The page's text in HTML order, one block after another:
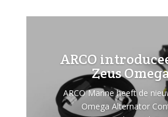
ARCO
Zeus
ARCO Marine heeft de
Omega Alternator